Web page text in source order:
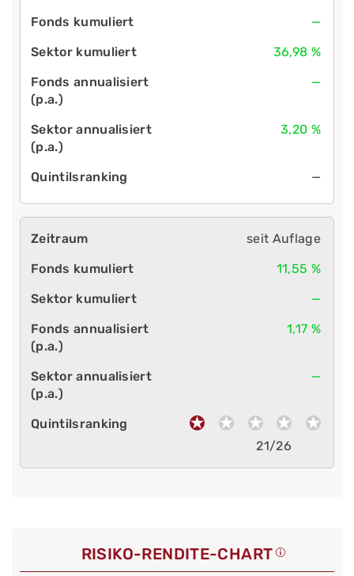
—
36,98 %
—
3,20 %
—
seit Auflage
11,55 %
—
1,17 %
—
21/26
RISIKO-RENDITE-CHART